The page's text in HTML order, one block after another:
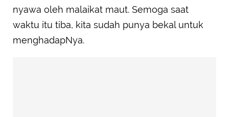
nyawa oleh malaikat maut. Semoga saat
waktu itu tiba, kita sudah punya bekal untuk
menghadapNya.